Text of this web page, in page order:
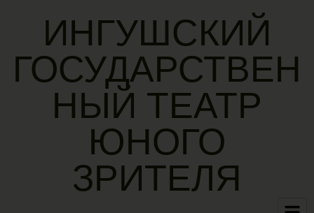
ИНГУШСКИЙ
ГОСУДАРСТВЕН
НЫЙ ТЕАТР
ЮНОГО
ЗРИТЕЛЯ